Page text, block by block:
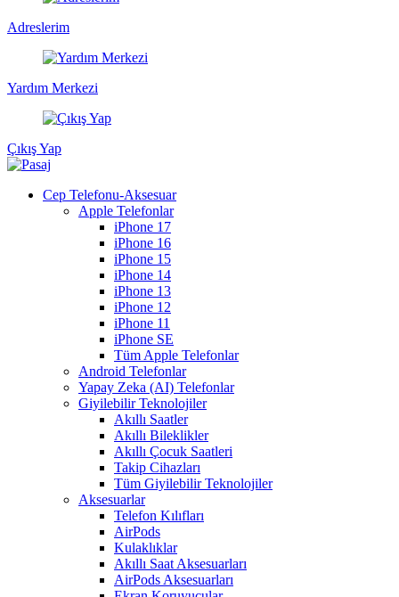
Adreslerim
Yardım Merkezi
Çıkış Yap
Cep Telefonu-Aksesuar
Apple Telefonlar
iPhone 17
iPhone 16
iPhone 15
iPhone 14
iPhone 13
iPhone 12
iPhone 11
iPhone SE
Tüm Apple Telefonlar
Android Telefonlar
Yapay Zeka (AI) Telefonlar
Giyilebilir Teknolojiler
Akıllı Saatler
Akıllı Bileklikler
Akıllı Çocuk Saatleri
Takip Cihazları
Tüm Giyilebilir Teknolojiler
Aksesuarlar
Telefon Kılıfları
AirPods
Kulaklıklar
Akıllı Saat Aksesuarları
AirPods Aksesuarları